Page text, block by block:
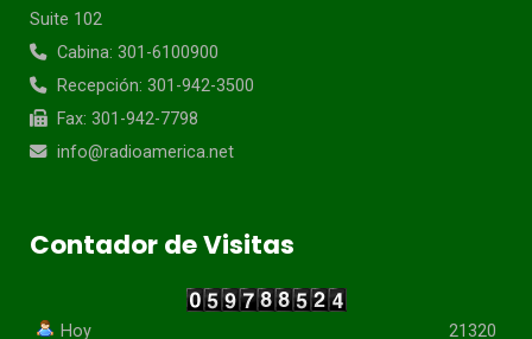
Suite 102
Cabina: 301-6100900
Recepción: 301-942-3500
Fax: 301-942-7798
info@radioamerica.net
Contador de Visitas
Hoy 21320